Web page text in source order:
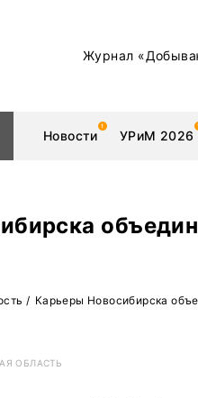
Журнал
Новости УРиМ 2026
Золото
/ Карьеры Новосибирска
ОБЛАСТЬ